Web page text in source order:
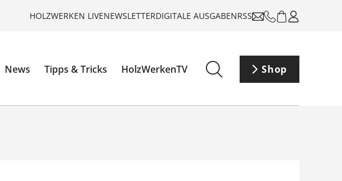
HOLZWERKEN LIVENEWSLETTERDIGITALE AUSGABENRSS
News Tipps & Tricks HolzWerkenTV Shop